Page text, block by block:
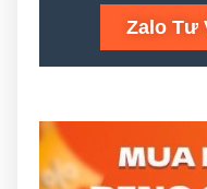
Zalo Tư